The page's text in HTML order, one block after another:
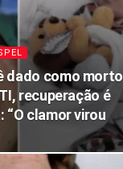
dado como morto
recuperação é
“O clamor virou